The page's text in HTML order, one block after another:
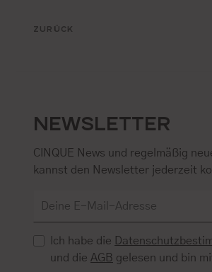
ZURÜCK
NEWSLETTER
CINQUE News und regelmäßig
kannst den Newsletter jederzeit
Ich habe die
und die AGB gelesen und bin